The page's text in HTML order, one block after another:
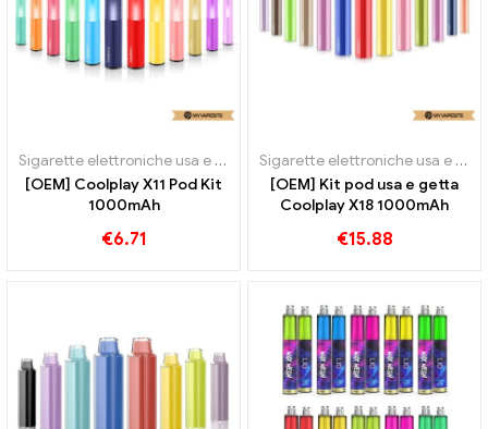
Sigarette elettroniche usa e getta
[OEM] Coolplay X11 Pod Kit
1000mAh
€6.71
Sigarette elettroniche usa e getta
[OEM] Kit pod usa e getta
Coolplay X18 1000mAh
€15.88